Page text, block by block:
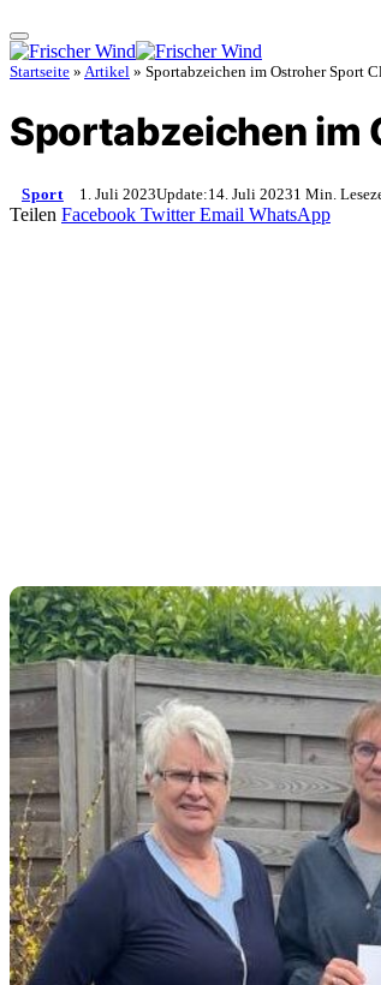
Startseite » Artikel » Sportabzeichen im Ostroher Sport
Sportabzeichen im
Sport 1. Juli 2023Update:14. Juli 20231 Min.
Teilen Facebook Twitter Email WhatsApp